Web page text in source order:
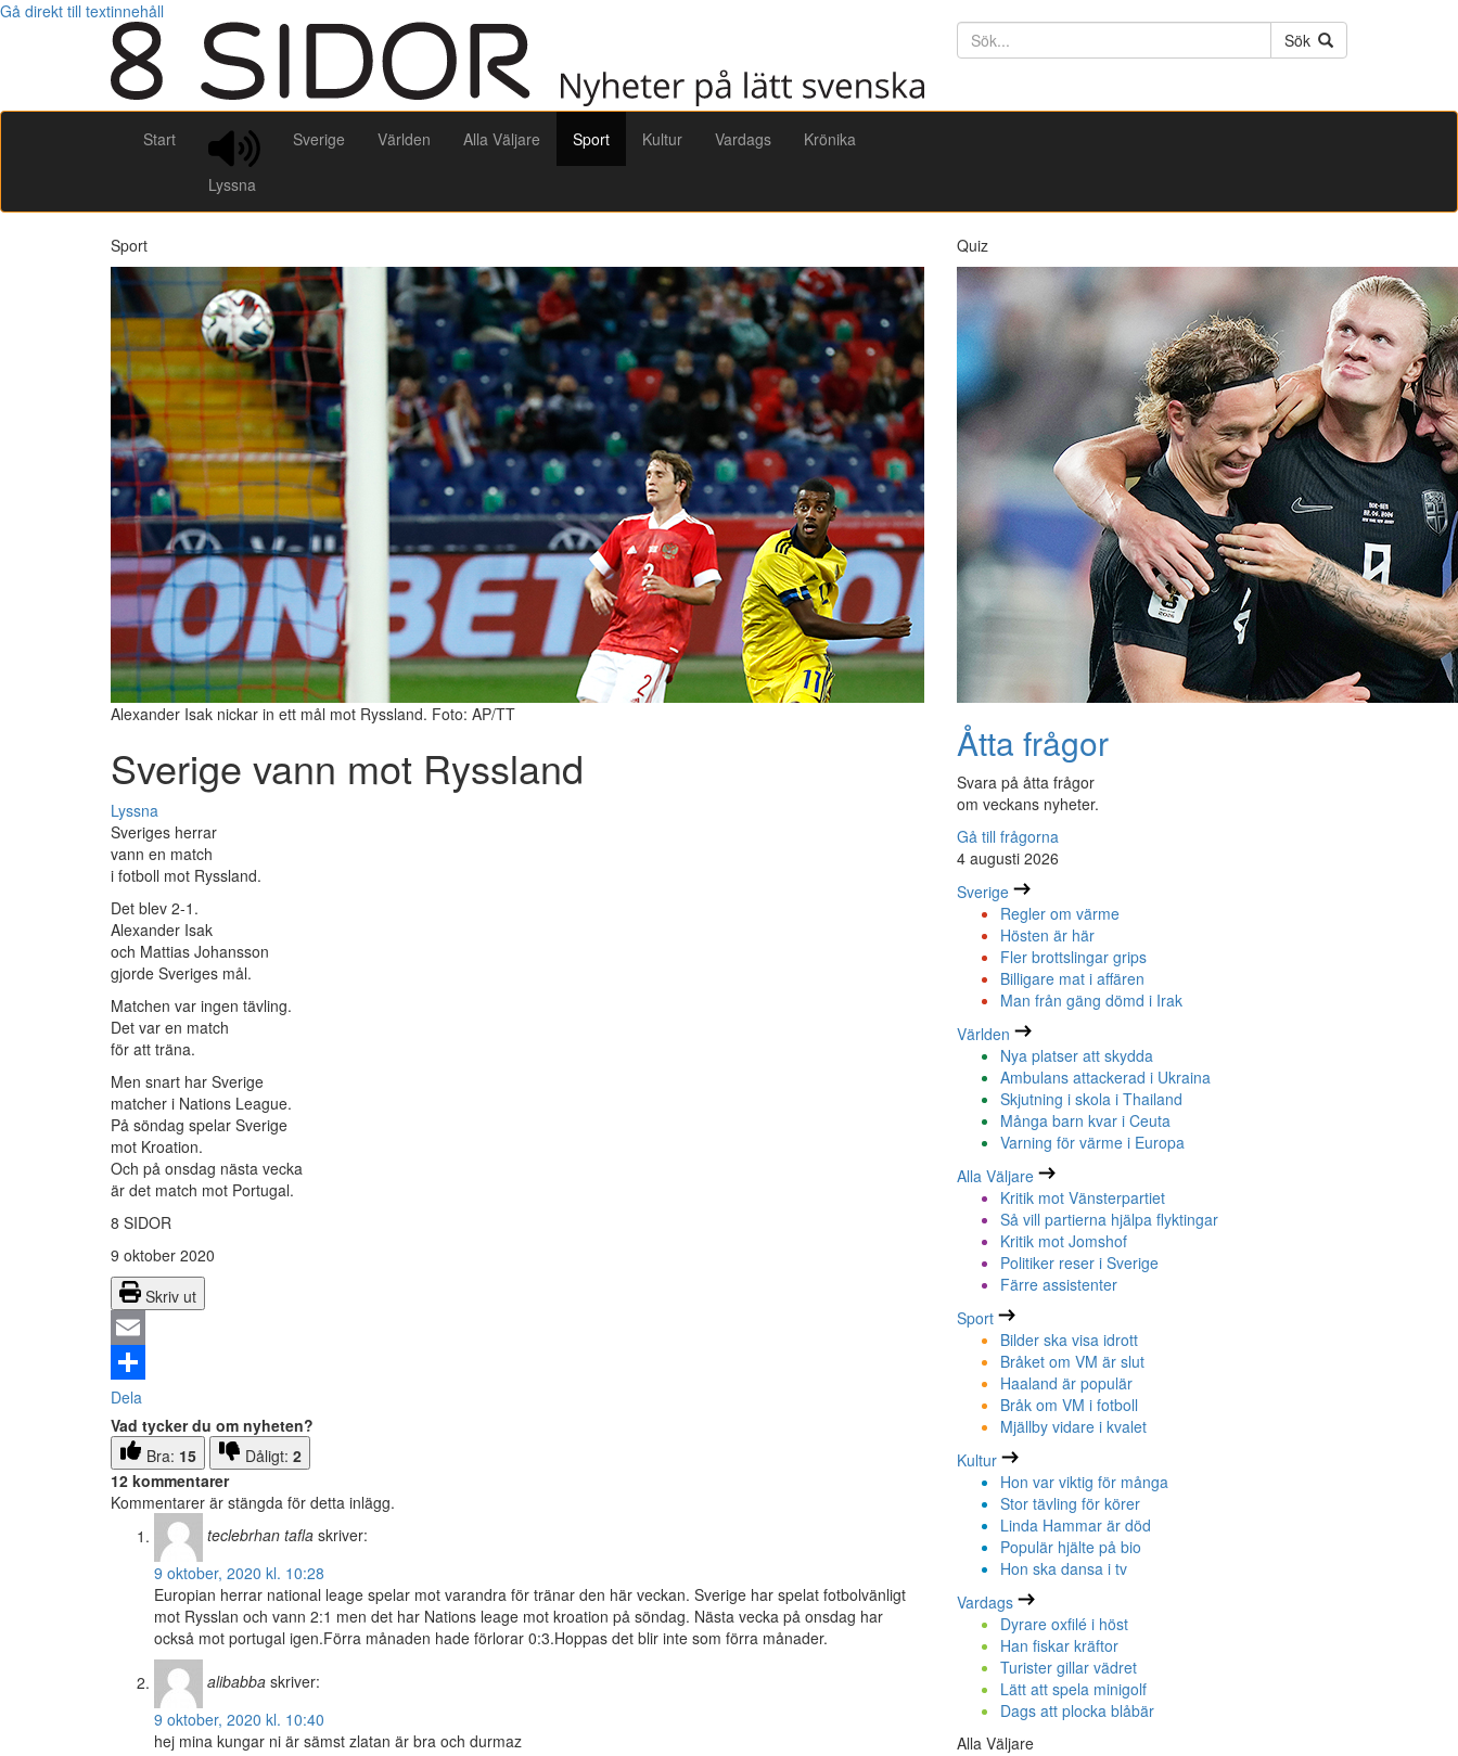
Gå direkt till textinnehåll
Söktext
Sök
Start
Lyssna
Sverige Världen Alla Väljare Sport Kultur Vardags Krönika
Sport
Alexander Isak nickar in ett mål mot Ryssland. Foto: AP/TT
Sverige vann mot Ryssland
Lyssna
Sveriges herrar
vann en match
i fotboll mot Ryssland.
Det blev 2-1.
Alexander Isak
och Mattias Johansson
gjorde Sveriges mål.
Matchen var ingen tävling.
Det var en match
för att träna.
Men snart har Sverige
matcher i Nations League.
På söndag spelar Sverige
mot Kroation.
Och på onsdag nästa vecka
är det match mot Portugal.
8 SIDOR
9 oktober 2020
Skriv ut
Email
Dela
Vad tycker du om nyheten?
Bra: 15 Dåligt: 2
12 kommentarer
Kommentarer är stängda för detta inlägg.
teclebrhan tafla skriver:
9 oktober, 2020 kl. 10:28
Europian herrar national leage spelar mot varandra för tränar den här veckan. Sverige har spelat fotbolvänligt
mot Rysslan och vann 2:1 men det har Nations leage mot kroation på söndag. Nästa vecka på onsdag har
också mot portugal igen.Förra månaden hade förlorar 0:3.Hoppas det blir inte som förra månader.
alibabba skriver:
9 oktober, 2020 kl. 10:40
hej mina kungar ni är sämst zlatan är bra och durmaz
Quiz
Åtta frågor
Svara på åtta frågor
om veckans nyheter.
Gå till frågorna
4 augusti 2026
Sverige
Regler om värme
Hösten är här
Fler brottslingar grips
Billigare mat i affären
Man från gäng dömd i Irak
Världen
Nya platser att skydda
Ambulans attackerad i Ukraina
Skjutning i skola i Thailand
Många barn kvar i Ceuta
Varning för värme i Europa
Alla Väljare
Kritik mot Vänsterpartiet
Så vill partierna hjälpa flyktingar
Kritik mot Jomshof
Politiker reser i Sverige
Färre assistenter
Sport
Bilder ska visa idrott
Bråket om VM är slut
Haaland är populär
Bråk om VM i fotboll
Mjällby vidare i kvalet
Kultur
Hon var viktig för många
Stor tävling för körer
Linda Hammar är död
Populär hjälte på bio
Hon ska dansa i tv
Vardags
Dyrare oxfilé i höst
Han fiskar kräftor
Turister gillar vädret
Lätt att spela minigolf
Dags att plocka blåbär
Alla Väljare